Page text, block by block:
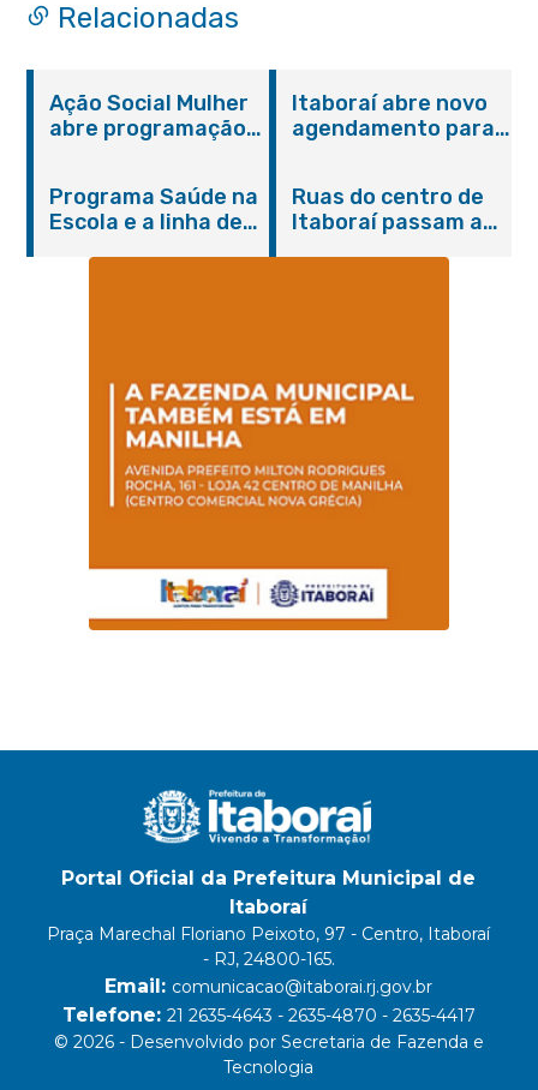
Relacionadas
Ação Social Mulher
abre programação
serviços gratuitos e
orientações
Itaboraí abre novo
agendamento para
Programa Saúde na
Escola e a linha de
Magalhães Seabra
Ruas do centro de
Itaboraí passam a
Portal Oficial da Prefeitura Municipal de
Itaboraí
Praça Marechal Floriano Peixoto, 97 - Centro, Itaboraí
- RJ, 24800-165.
Email: comunicacao@itaborai.rj.gov.br
Telefone: 21 2635-4643 - 2635-4870 - 2635-4417
© 2026 - Desenvolvido por Secretaria de Fazenda e
Tecnologia